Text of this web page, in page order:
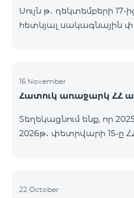
Սույն թ․ դեկտեմբերի
հետևյալ սակագնային
նախկին 2000 դրամի
կստանան 600 րոպե
փոխարեն և 14 ԳԲ
փոխարեն։
16 November
Հատուկ առաջարկ ՀՀ
Տեղեկացնում ենք, որ
2026թ․ փետրվարի 15-ը
9900 մարզային և
22 October